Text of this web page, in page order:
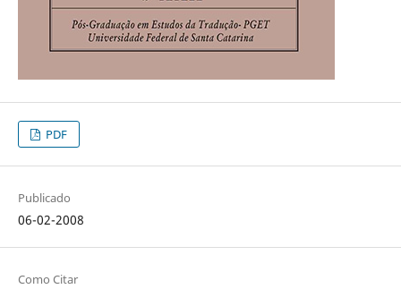
PDF
Publicado
06-02-2008
Como Citar